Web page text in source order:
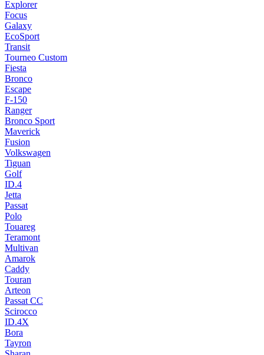
Explorer
Focus
Galaxy
EcoSport
Transit
Tourneo Custom
Fiesta
Bronco
Escape
F-150
Ranger
Bronco Sport
Maverick
Fusion
Volkswagen
Tiguan
Golf
ID.4
Jetta
Passat
Polo
Touareg
Teramont
Multivan
Amarok
Caddy
Touran
Arteon
Passat CC
Scirocco
ID.4X
Bora
Tayron